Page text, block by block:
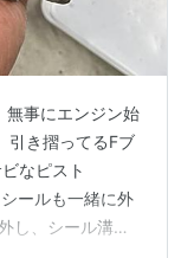
事にエンジン始
引き摺ってるFブ
なピスト
ールも一緒に外
し、シール溝を